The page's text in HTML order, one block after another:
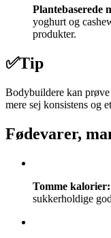
Plantebaserede
yoghurt og
produkter.
✅Tip
Bodybuildere kan
mere sej konsistens og
Fødevarer,
Tomme kalorier:
sukkerholdige